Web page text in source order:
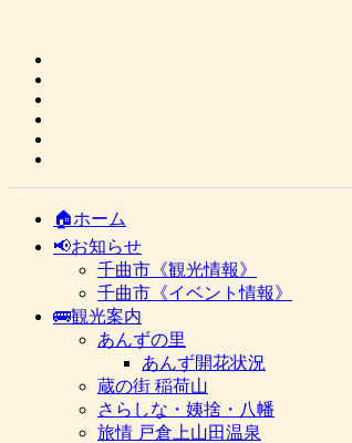
🏠ホーム
📢お知らせ
千曲市《観光情報》
千曲市《イベント情報》
🚌観光案内
あんずの里
あんず開花状況
蔵の街 稲荷山
さらしな・姨捨・八幡
旅情 戸倉上山田温泉